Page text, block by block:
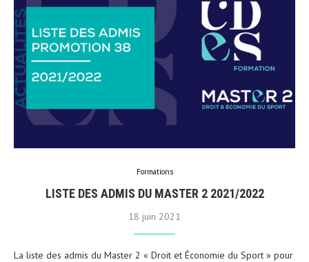
Formations
LISTE DES ADMIS DU MASTER 2 2021/2022
18 juin 2021
La liste des admis du Master 2 « Droit et Économie du Sport » pour